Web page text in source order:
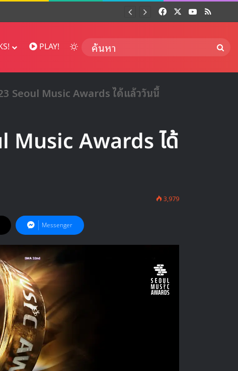
FacebookYouTube
RSS
PLAY! Switch skin
Seoul Music Awards ได้แล้ววันนี้
Music Awards ได้
3,979
Messenger